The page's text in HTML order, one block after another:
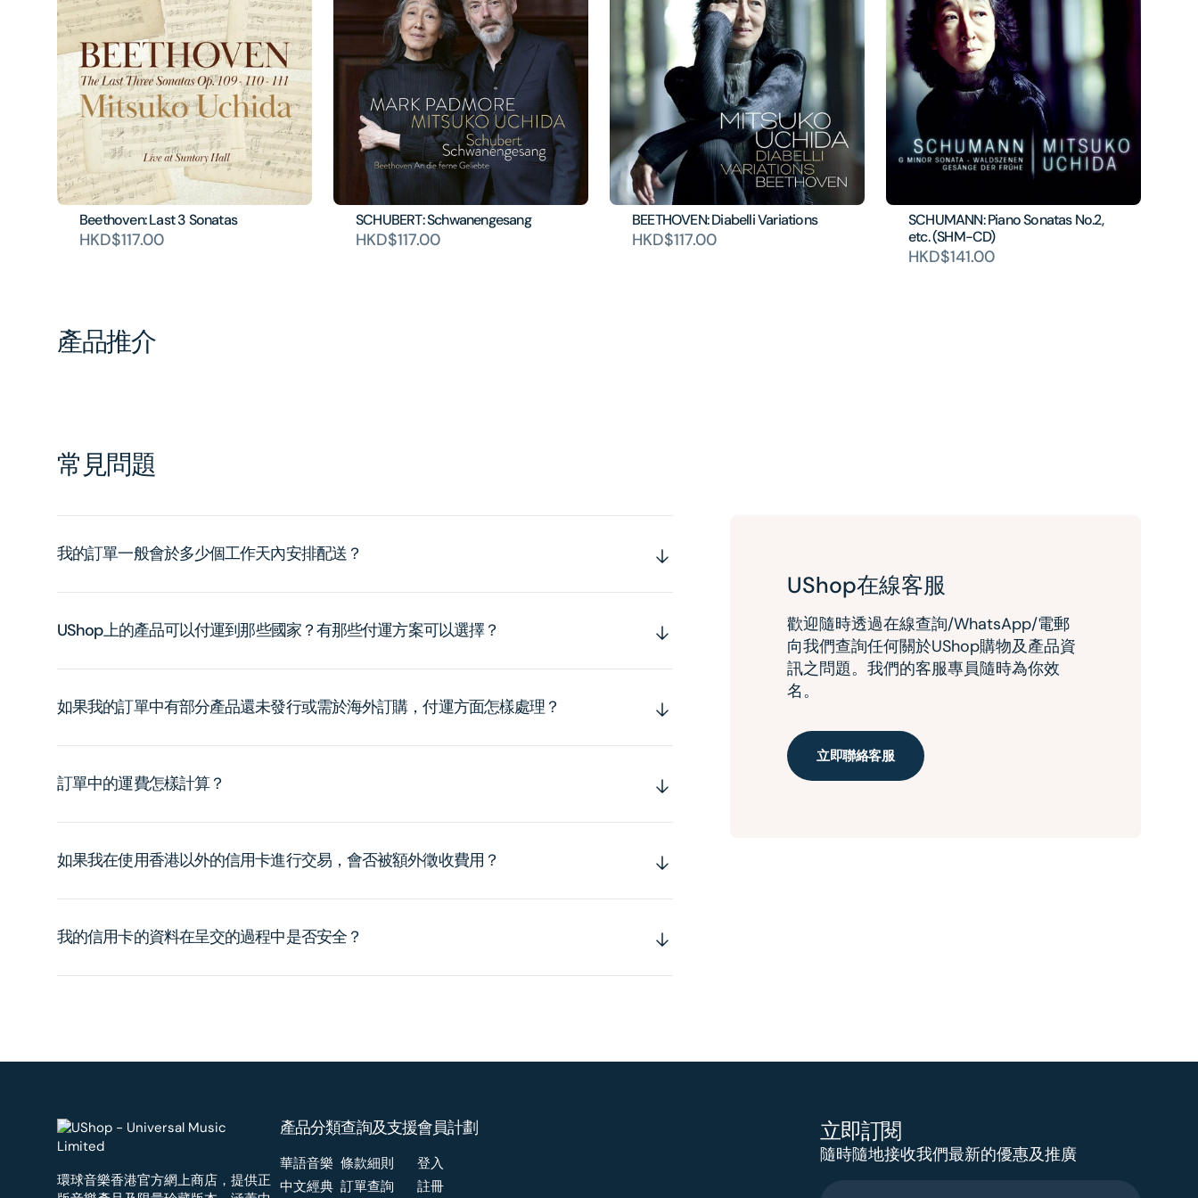
Beethoven: Last 3 Sonatas
HKD$117.00
SCHUBERT: Schwanengesang
HKD$117.00
BEETHOVEN: Diabelli Variations
HKD$117.00
SCHUMANN: Piano Sonatas No.2,
etc. (SHM-CD)
HKD$141.00
產品推介
常見問題
我的訂單一般會於多少個工作天內安排配送？
UShop上的產品可以付運到那些國家？有那些付運方案可以選擇？
如果我的訂單中有部分產品還未發行或需於海外訂購，付運方面怎樣處理？
訂單中的運費怎樣計算？
如果我在使用香港以外的信用卡進行交易，會否被額外徵收費用？
我的信用卡的資料在呈交的過程中是否安全？
UShop在線客服
歡迎隨時透過在線查詢/WhatsApp/電郵
向我們查詢任何關於UShop購物及產品資
訊之問題。我們的客服專員隨時為你效
名。
立即聯絡客服
環球音樂香港官方網上商店，提供正
產品分類
華語音樂
中文經典
查詢及支援
條款細則
訂單查詢
會員計劃
登入
註冊
立即訂閱
隨時隨地接收我們最新的優惠及推廣